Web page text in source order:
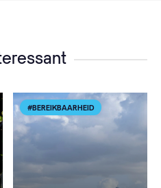
#BEREIKBAARHEID